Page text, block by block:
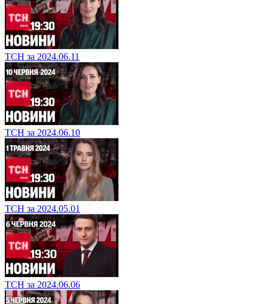
ТСН за 2024.06.11
ТСН за 2024.06.10
ТСН за 2024.05.01
ТСН за 2024.06.06